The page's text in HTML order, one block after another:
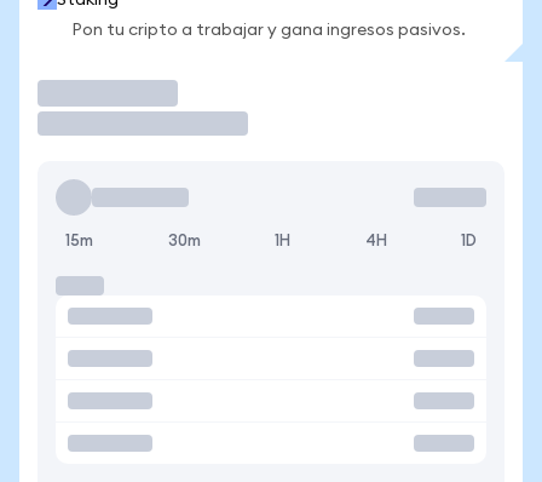
Pon tu cripto a trabajar y gana ingresos pasivos.
15m 30m 1H 4H 1D